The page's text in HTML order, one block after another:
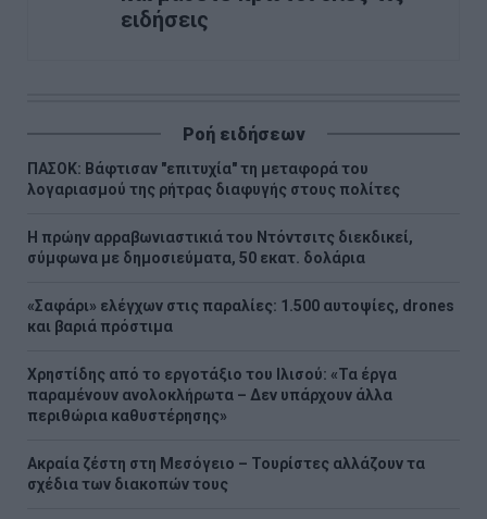
ειδήσεις
Ροή ειδήσεων
ΠΑΣΟΚ: Βάφτισαν "επιτυχία" τη μεταφορά του
λογαριασμού της ρήτρας διαφυγής στους πολίτες
Η πρώην αρραβωνιαστικιά του Ντόντσιτς διεκδικεί,
σύμφωνα με δημοσιεύματα, 50 εκατ. δολάρια
«Σαφάρι» ελέγχων στις παραλίες: 1.500 αυτοψίες, drones
και βαριά πρόστιμα
Χρηστίδης από το εργοτάξιο του Ιλισού: «Τα έργα
παραμένουν ανολοκλήρωτα – Δεν υπάρχουν άλλα
περιθώρια καθυστέρησης»
Ακραία ζέστη στη Μεσόγειο – Τουρίστες αλλάζουν τα
σχέδια των διακοπών τους